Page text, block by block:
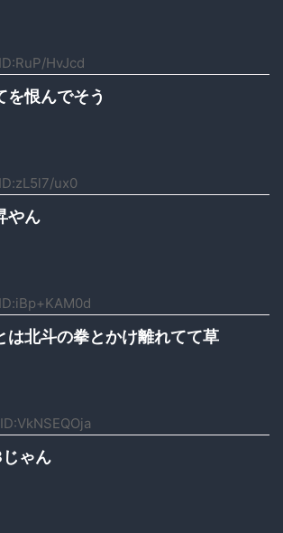
ID:RuP/HvJcd
を恨んでそう
ID:zL5l7/ux0
やん
ID:iBp+KAM0d
は北斗の拳とかけ離れてて草
ID:VkNSEQOja
ゃん